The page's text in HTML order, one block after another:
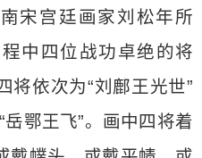
宋宫廷画家刘松年所
中四位战功卓绝的将
将依次为“刘鄜王光世”
岳鄂王飞”。画中四将着